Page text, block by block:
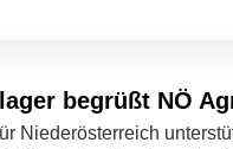
begrüßt NÖ
Niederösterreich